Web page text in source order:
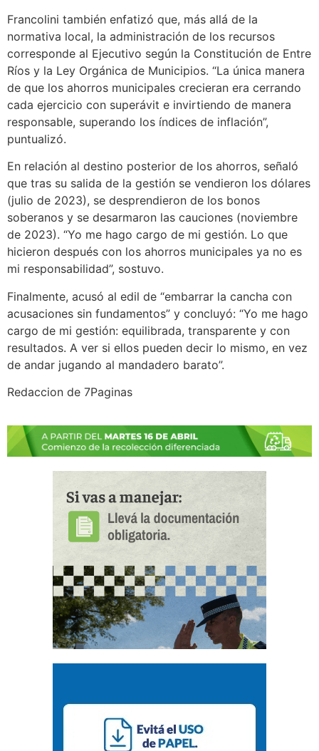
Francolini también enfatizó que, más allá de la
normativa local, la administración de los recursos
corresponde al Ejecutivo según la Constitución de Entre
Ríos y la Ley Orgánica de Municipios. “La única manera
de que los ahorros municipales crecieran era cerrando
cada ejercicio con superávit e invirtiendo de manera
responsable, superando los índices de inflación”,
puntualizó.
En relación al destino posterior de los ahorros, señaló
que tras su salida de la gestión se vendieron los dólares
(julio de 2023), se desprendieron de los bonos
soberanos y se desarmaron las cauciones (noviembre
de 2023). “Yo me hago cargo de mi gestión. Lo que
hicieron después con los ahorros municipales ya no es
mi responsabilidad”, sostuvo.
Finalmente, acusó al edil de “embarrar la cancha con
acusaciones sin fundamentos” y concluyó: “Yo me hago
cargo de mi gestión: equilibrada, transparente y con
resultados. A ver si ellos pueden decir lo mismo, en vez
de andar jugando al mandadero barato”.
Redaccion de 7Paginas